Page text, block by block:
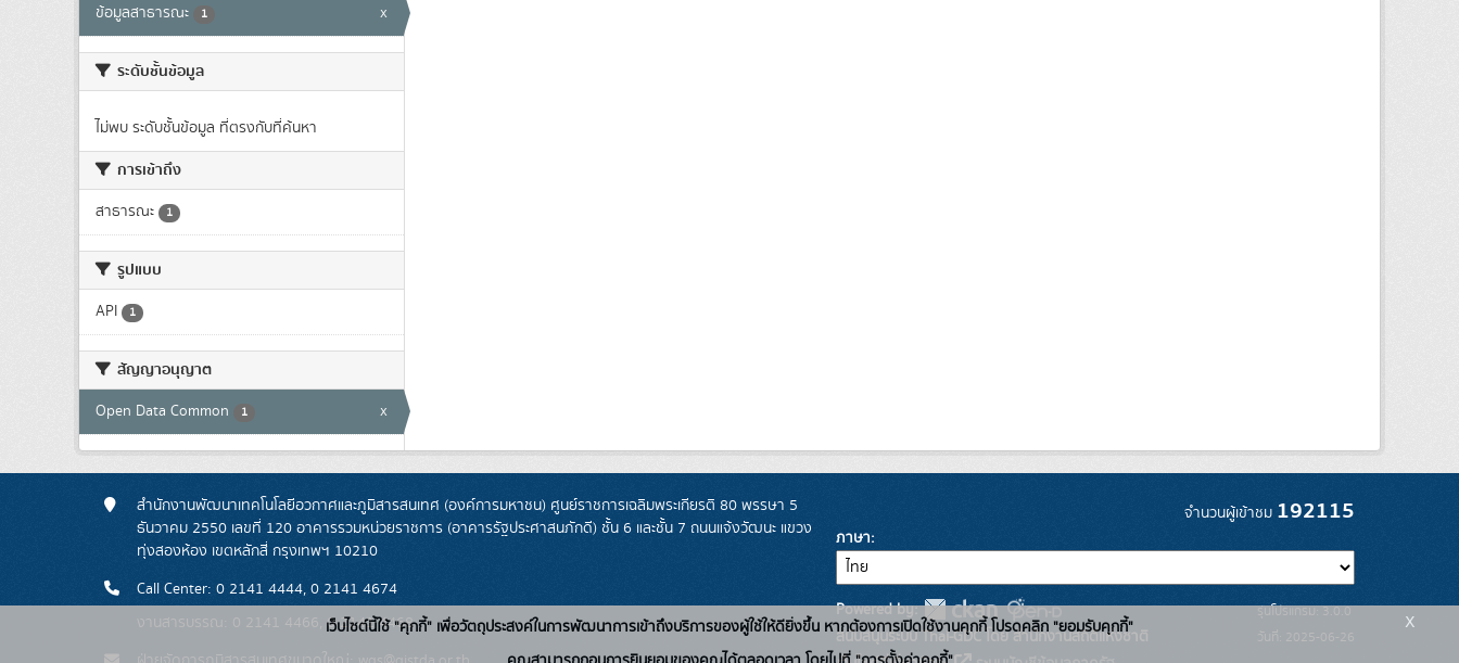
ข้อมูลสาธารณะ 1 x
ระดับชั้นข้อมูล
ไม่พบ ระดับชั้นข้อมูล ที่ตรงกับที่ค้นหา
การเข้าถึง
สาธารณะ 1
รูปแบบ
API 1
สัญญาอนุญาต
Open Data Common 1 x
สำนักงานพัฒนาเทคโนโลยีอวกาศและภูมิสารสนเทศ (องค์การมหาชน) ศูนย์ราชการเฉลิมพระเกียรติ 80 พรรษา 5
ธันวาคม 2550 เลขที่ 120 อาคารรวมหน่วยราชการ (อาคารรัฐประศาสนภักดี) ชั้น 6 และชั้น 7 ถนนแจ้งวัฒนะ แขวง
ทุ่งสองห้อง เขตหลักสี่ กรุงเทพฯ 10210
Call Center: 0 2141 4444, 0 2141 4674
งานสารบรรณ: 0 2141 4466, 0 2141 4468
จำนวนผู้เข้าชม 192115
ภาษา
Powered by:
สนับสนุนระบบ Thai-GDC โดย สำนักงานสถิติแห่งชาติ
รุ่นโปรแกรม: 3.0.0
วันที่: 2025-06-26
เว็บไซต์นี้ใช้ "คุกกี้" เพื่อวัตถุประสงค์ในการพัฒนาการเข้าถึงบริการของผู้ใช้ให้ดียิ่งขึ้น หากต้องการเปิดใช้งานคุกกี้ โปรดคลิก "ยอมรับคุกกี้"
x